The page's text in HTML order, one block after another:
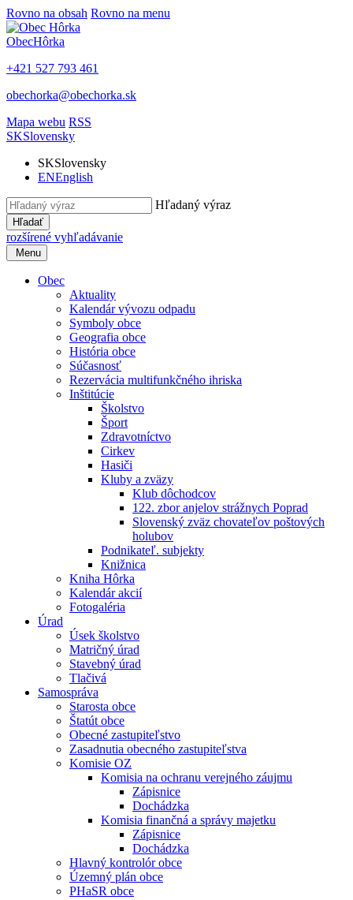
Rovno na obsah Rovno na menu
ObecHôrka
+421 527 793 461
obechorka@obechorka.sk
Mapa webu RSS
SKSlovensky
SKSlovensky
ENEnglish
Hľadaný výraz
Hľadať
rozšírené vyhľadávanie
Menu
Obec
Aktuality
Kalendár vývozu odpadu
Symboly obce
Geografia obce
História obce
Súčasnosť
Rezervácia multifunkčného ihriska
Inštitúcie
Školstvo
Šport
Zdravotníctvo
Cirkev
Hasiči
Kluby a zväzy
Klub dôchodcov
122. zbor anjelov strážnych Poprad
Slovenský zväz chovateľov poštových
holubov
Podnikateľ. subjekty
Knižnica
Kniha Hôrka
Kalendár akcií
Fotogaléria
Úrad
Úsek školstvo
Matričný úrad
Stavebný úrad
Tlačivá
Samospráva
Starosta obce
Štatút obce
Obecné zastupiteľstvo
Zasadnutia obecného zastupiteľstva
Komisie OZ
Komisia na ochranu verejného záujmu
Zápisnice
Dochádzka
Komisia finančná a správy majetku
Zápisnice
Dochádzka
Hlavný kontrolór obce
Územný plán obce
PHaSR obce